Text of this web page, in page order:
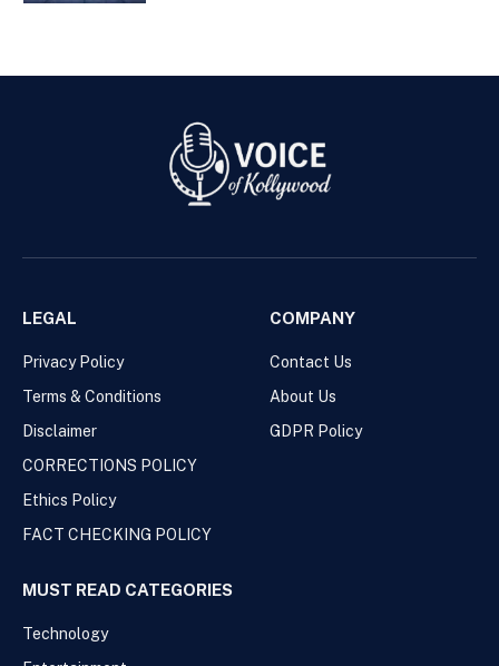
LEGAL
Privacy Policy
Terms & Conditions
Disclaimer
CORRECTIONS POLICY
Ethics Policy
FACT CHECKING POLICY
COMPANY
Contact Us
About Us
GDPR Policy
MUST READ CATEGORIES
Technology